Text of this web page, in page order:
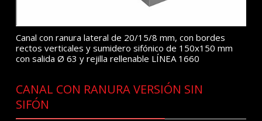
Canal con ranura lateral de 20/15/8 mm, con bordes
rectos verticales y sumidero sifónico de 150x150 mm
con salida Ø 63 y rejilla rellenable LÍNEA 1660
CANAL CON RANURA VERSIÓN SIN
SIFÓN